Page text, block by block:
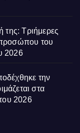
της: Τριήμερες
του
2026
την
στα
2026